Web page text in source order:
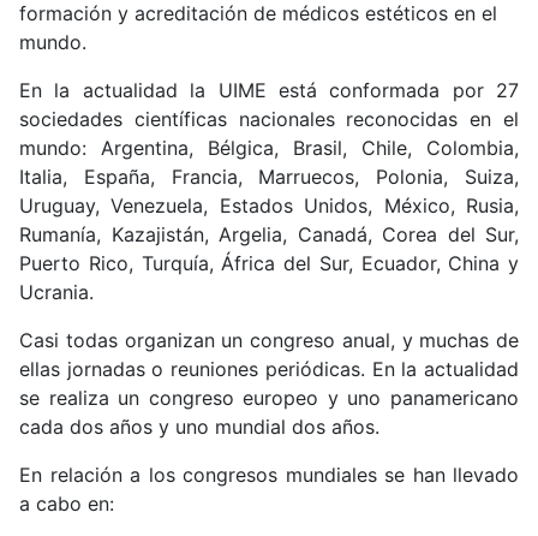
formación y acreditación de médicos estéticos en el
mundo.
En la actualidad la UIME está conformada por 27
sociedades científicas nacionales reconocidas en el
mundo: Argentina, Bélgica, Brasil, Chile, Colombia,
Italia, España, Francia, Marruecos, Polonia, Suiza,
Uruguay, Venezuela, Estados Unidos, México, Rusia,
Rumanía, Kazajistán, Argelia, Canadá, Corea del Sur,
Puerto Rico, Turquía, África del Sur, Ecuador, China y
Ucrania.
Casi todas organizan un congreso anual, y muchas de
ellas jornadas o reuniones periódicas. En la actualidad
se realiza un congreso europeo y uno panamericano
cada dos años y uno mundial dos años.
En relación a los congresos mundiales se han llevado
a cabo en: